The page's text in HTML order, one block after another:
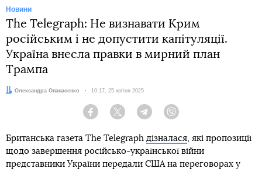
Новини
The Telegraph: Не визнавати Крим
російським і не допустити капітуляції.
Україна внесла правки в мирний план
Трампа
Автор:
Олександра Опанасенко Дата:
10:17, 25 квітня 2025
Facebook Twitter Telegram
Британська газета The Telegraph дізналася, які пропозиції
щодо завершення російсько-української війни
представники України передали США на переговорах у